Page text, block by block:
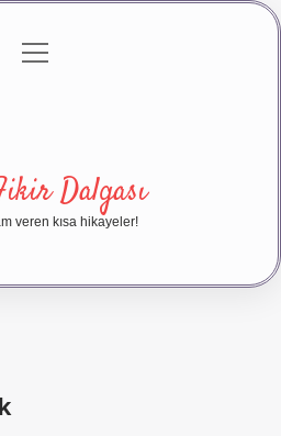
Politikası
menüyü
Dalgası
veren kısa hikayeler!